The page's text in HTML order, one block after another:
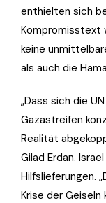
enthielten sich
Kompromisstext
keine
als auch die
„Dass sich die
Gazastreifen
Realität
Gilad Erdan.
Hilfslieferungen.
Krise der